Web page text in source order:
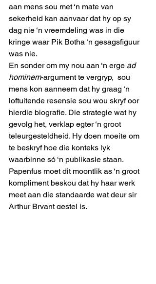
aan mens sou met ‘n mate van
sekerheid kan aanvaar dat hy op sy
dag nie ‘n vreemdeling was in die
kringe waar Pik Botha ‘n gesagsfiguur
was nie.
En sonder om my nou aan ‘n erge ad
hominem-argument te vergryp,  sou
mens kon aanneem dat hy graag ‘n
loftuitende resensie sou wou skryf oor
hierdie biografie. Die strategie wat hy
gevolg het, verklap egter ‘n groot
teleurgesteldheid. Hy doen moeite om
te beskryf hoe die konteks lyk
waarbinne só ‘n publikasie staan.
Papenfus moet dit moontlik as ‘n groot
kompliment beskou dat hy haar werk
meet aan die standaarde wat deur sir
Arthur Bryant gestel is.